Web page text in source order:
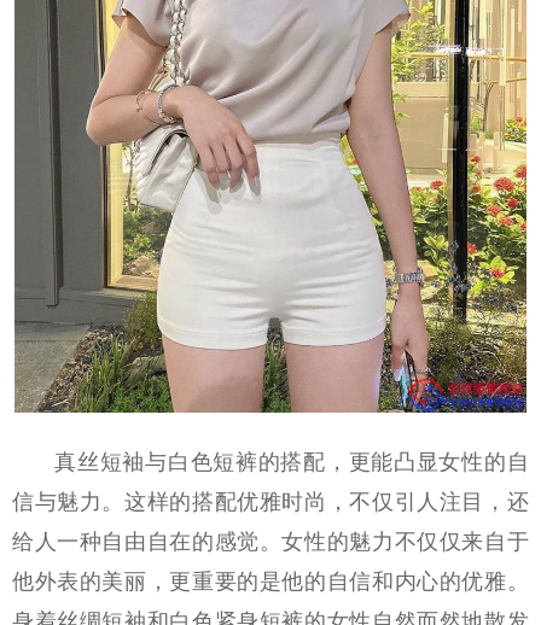
真丝短袖与白色短裤的搭配，更能凸显女性的自
信与魅力。这样的搭配优雅时尚，不仅引人注目，还
给人一种自由自在的感觉。女性的魅力不仅仅来自于
他外表的美丽，更重要的是他的自信和内心的优雅。